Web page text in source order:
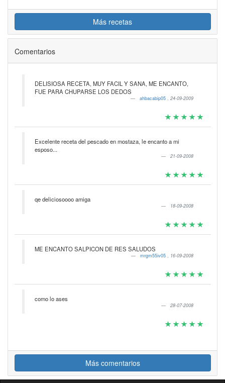
Más recetas
Comentarios
DELISIOSA RECETA, MUY FACIL Y SANA, ME ENCANTO,
FUE PARA CHUPARSE LOS DEDOS
ahbacabip05 , 24-09-2009
Excelente receta del pescado en mostaza, le encanto a mi
esposo...
21-09-2008
qe deliciosoooo amiga
18-09-2008
ME ENCANTO SALPICON DE RES SALUDOS
mrgm55iv05 , 16-09-2008
como lo ases
28-07-2008
Más comentarios